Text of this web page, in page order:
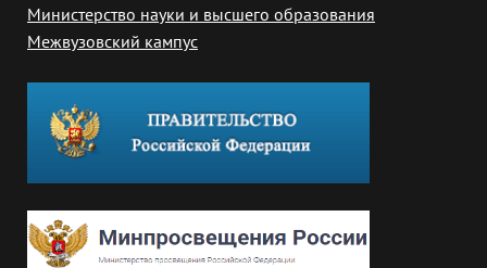
Министерство науки и высшего образования
Межвузовский кампус